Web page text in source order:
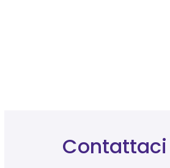
Contattaci